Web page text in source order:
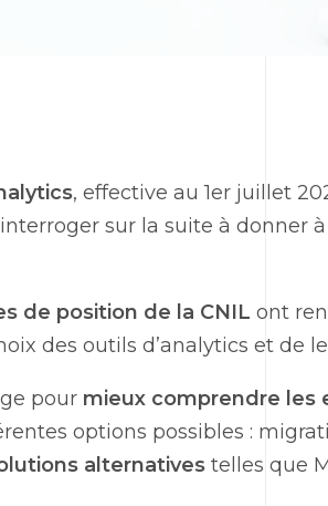
, effective au 1er juillet
sur la suite à donner
de position de la CNIL ont
des outils d’analytics et de
pour mieux comprendre les
options possibles :
alternatives telles que